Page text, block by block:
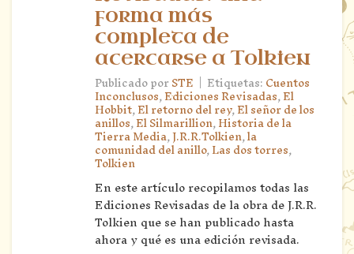
forma más
completa de
acercarse a Tolkien
Publicado porSTE | Etiquetas:Cuentos
Inconclusos,Ediciones Revisadas,El
Hobbit,El retorno del rey,El señor de los
anillos,El Silmarillion,Historia de la
Tierra Media,J.R.R.Tolkien,la
comunidad del anillo,Las dos torres,
Tolkien
En este artículo recopilamos todas las
Ediciones Revisadas de la obra de J.R.R.
Tolkien que se han publicado hasta
ahora y qué es una edición revisada.